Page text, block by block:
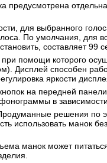
предусмотрена
для выбранного
По умолчания, для
составляет 99
помощи которого
Дисплей способен
яркости
на передней панели
в
решения по
использовать манок
манок может